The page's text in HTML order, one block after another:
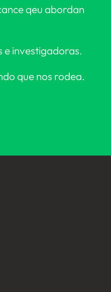
qeu abordan
e investigadoras.
que nos rodea.